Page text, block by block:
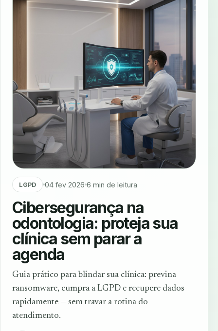
LGPD 04 fev 2026 6 min de leitura
Cibersegurança na
odontologia: proteja sua
clínica sem parar a
agenda
Guia prático para blindar sua clínica: previna
ransomware, cumpra a LGPD e recupere dados
rapidamente — sem travar a rotina do
atendimento.